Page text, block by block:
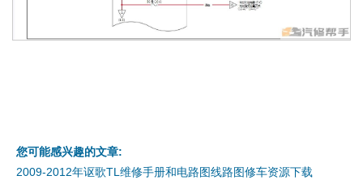
您可能感兴趣的文章:
2009-2012年讴歌TL维修手册和电路图线路图修车资源下载